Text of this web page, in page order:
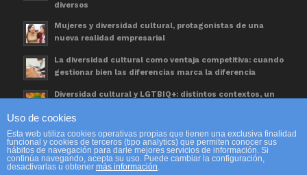
diversos
Mujeres y diversidad cultural, protagonistas de una
nueva realidad empresarial
La diversidad cultural como ventaja competitiva: cuando
gestionar bien las diferencias marca la diferencia
Diversidad cultural y LGTBIQ+: distintos contextos, un
Día Mundial de las Personas Refugiadas. Una
oportunidad para avanzar en diversidad cultural
Uso de cookies
Esta web utiliza cookies operativas propias que tienen una exclusiva finalidad
funcional y cookies de terceros (tipo analytics) que permiten conocer sus
hábitos de navegación para darle mejores servicios de información. Si
continúa navegando, acepta su uso. Puede cambiar la configuración,
desactivarlas u obtener más información.